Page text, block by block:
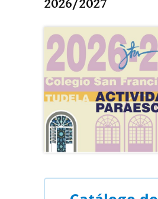
2026/2027